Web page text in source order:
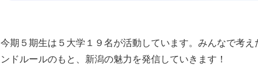
今期５期生は５大学１９名が活動しています。みんなで考え
ンドルールのもと、新潟の魅力を発信していきます！